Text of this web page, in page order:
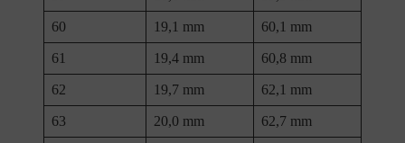
60 19,1 mm 60,1 mm
61 19,4 mm 60,8 mm
62 19,7 mm 62,1 mm
63 20,0 mm 62,7 mm